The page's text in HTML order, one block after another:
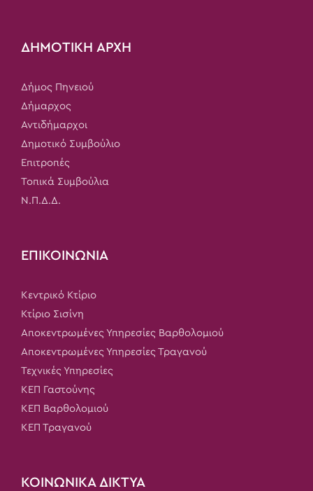
ΔΗΜΟΤΙΚΗ ΑΡΧΗ
Δήμος Πηνειού
Δήμαρχος
Αντιδήμαρχοι
Δημοτικό Συμβούλιο
Επιτροπές
Τοπικά Συμβούλια
Ν.Π.Δ.Δ.
ΕΠΙΚΟΙΝΩΝΙΑ
Κεντρικό Κτίριο
Κτίριο Σισίνη
Αποκεντρωμένες Υπηρεσίες Βαρθολομιού
Αποκεντρωμένες Υπηρεσίες Τραγανού
Τεχνικές Υπηρεσίες
ΚΕΠ Γαστούνης
ΚΕΠ Βαρθολομιού
ΚΕΠ Τραγανού
ΚΟΙΝΩΝΙΚΑ ΔΙΚΤΥΑ